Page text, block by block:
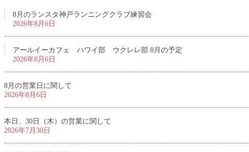
8月のランスタ神戸ランニングクラブ練習会
2026年8月6日
アールイーカフェ ハワイ部 ウクレレ部 8月の予定
2026年8月6日
8月の営業日に関して
2026年8月6日
本日、30日（木）の営業に関して
2026年7月30日